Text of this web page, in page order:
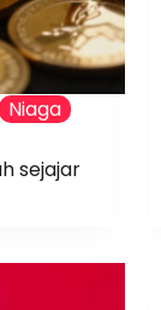
Niaga
sejajar